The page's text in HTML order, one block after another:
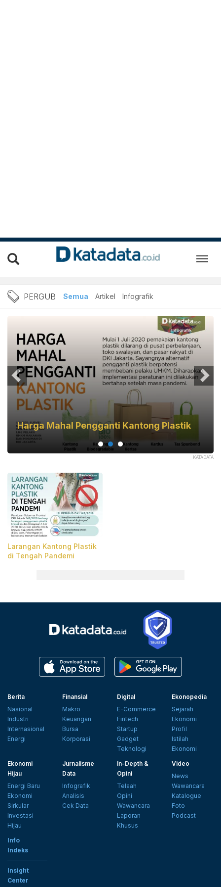
Berita Pergub Terbaru
PERGUB Semua Artikel Infografik
KATADATA
Harga Mahal Pengganti Kantong Plastik
Larangan Kantong Plastik
di Tengah Pandemi
Berita
Nasional
Industri
Internasional
Energi
Finansial
Makro
Keuangan
Bursa
Korporasi
Digital
E-Commerce
Fintech
Startup
Gadget
Teknologi
Ekonopedia
Sejarah
Ekonomi
Profil
Istilah
Ekonomi
Ekonomi
Hijau
Energi Baru
Ekonomi
Sirkular
Investasi
Hijau
Jurnalisme
Data
Infografik
Analisis
Cek Data
In-Depth &
Opini
Telaah
Opini
Wawancara
Laporan
Khusus
Video
News
Wawancara
Katalogue
Foto
Podcast
Info
Indeks
Insight
Center